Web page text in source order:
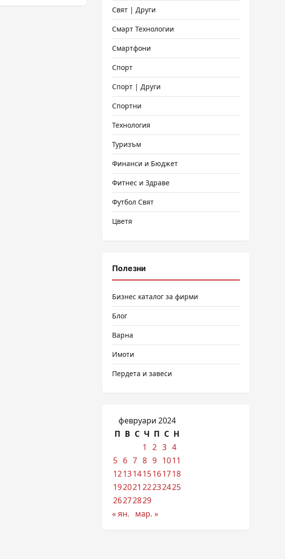
Свят | Други
Смарт Технологии
Смартфони
Спорт
Спорт | Други
Спортни
Технология
Туризъм
Финанси и Бюджет
Фитнес и Здраве
Футбол Свят
Цветя
Полезни
Бизнес каталог за фирми
Блог
Варна
Имоти
Пердета и завеси
февруари 2024
П В С Ч П С Н
1
2 3 4
5 6 7 8 9 1011
12131415161718
192021 22232425
26272829
« ян.
мар. »